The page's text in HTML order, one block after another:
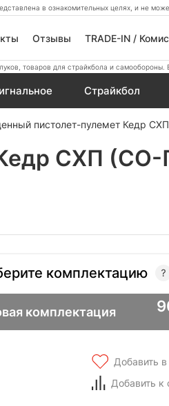
в ознакомительных целях, и не
Отзывы TRADE-IN /
товаров для страйкбола и
Страйкбол
пистолет-пулемет Кедр
СХП (СО-
комплектацию
комплектация
Добавить
Добавить к